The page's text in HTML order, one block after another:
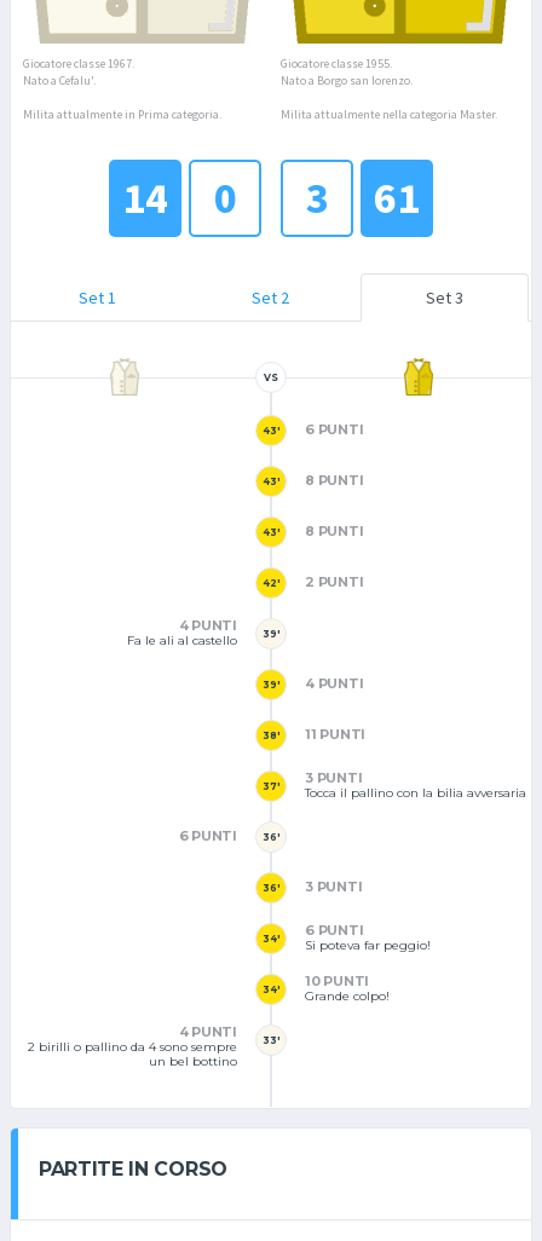
Giocatore classe 1967.
Nato a Cefalu'.
Milita attualmente in Prima categoria.
Giocatore classe 1955.
Nato a Borgo san lorenzo.
Milita attualmente nella categoria Master.
0
14 3 61
Set 1 Set 2 Set 3
VS
43' 6 PUNTI
43' 8 PUNTI
43' 8 PUNTI
42' 2 PUNTI
39'
4 PUNTI
Fa le ali al castello
39' 4 PUNTI
38' 11 PUNTI
37' 3 PUNTI
Tocca il pallino con la bilia avversaria
36'
6 PUNTI
36' 3 PUNTI
34' 6 PUNTI
Si poteva far peggio!
34' 10 PUNTI
Grande colpo!
33'
4 PUNTI
2 birilli o pallino da 4 sono sempre
un bel bottino
PARTITE IN CORSO